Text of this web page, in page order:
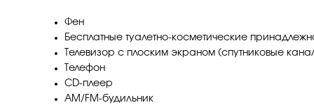
Фен
Бесплатные туалетно-косметические
Телевизор с плоским экраном (спутниковые
Телефон
CD-плеер
AM/FM-будильник